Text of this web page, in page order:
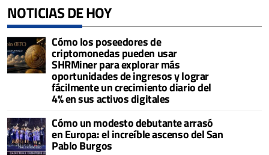
NOTICIAS DE HOY
Cómo los poseedores de
criptomonedas pueden usar
SHRMiner para explorar más
oportunidades de ingresos y lograr
fácilmente un crecimiento diario del
4% en sus activos digitales
Cómo un modesto debutante arrasó
en Europa: el increíble ascenso del San
Pablo Burgos